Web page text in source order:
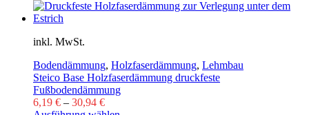
inkl. MwSt.
Bodendämmung, Holzfaserdämmung, Lehmbau
Steico Base Holzfaserdämmung druckfeste
Fußbodendämmung
6,19 € – 30,94 €